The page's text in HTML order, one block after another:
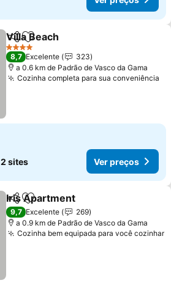
PartilharAdicionar aos favoritos
Villa Beach
4 Estrelas
8,7 Excelente
323
a 0.6 km de Padrão de Vasco da Gama
Cozinha completa para sua conveniência
2 sites Ver preços
PartilharAdicionar aos favoritos
Iris Apartment
9,7 Excelente
269
a 0.9 km de Padrão de Vasco da Gama
Cozinha bem equipada para você cozinhar